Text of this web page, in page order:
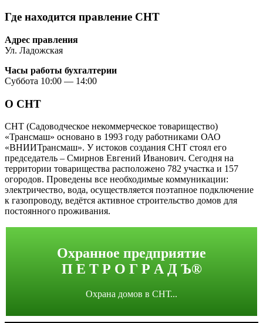
Где находится правление СНТ
Адрес правления
Ул. Ладожская
Часы работы бухгалтерии
Суббота 10:00 — 14:00
О СНТ
СНТ (Садоводческое некоммерческое товарищество)
«Трансмаш» основано в 1993 году работниками ОАО
«ВНИИТрансмаш». У истоков создания СНТ стоял его
председатель – Смирнов Евгений Иванович. Сегодня на
территории товарищества расположено 782 участка и 157
огородов. Проведены все необходимые коммуникации:
электричество, вода, осуществляется поэтапное подключение
к газопроводу, ведётся активное строительство домов для
постоянного проживания.
Охранное предприятие
П Е Т Р О Г Р А Д Ъ®
Охрана домов в СНТ...